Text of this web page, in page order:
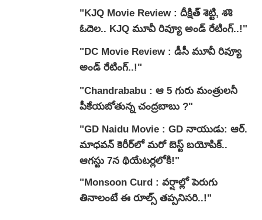
"KJQ Movie Review : దీక్షిత్ శెట్టి, శశి
ఓదెల.. KJQ మూవీ రివ్యూ అండ్ రేటింగ్‌..!"
"DC Movie Review : డీసీ మూవీ రివ్యూ
అండ్ రేటింగ్‌..!"
"Chandrababu : ఆ 5 గురు మంత్రులనీ
పీకేయబోతున్న చంద్రబాబు ?"
"GD Naidu Movie : GD నాయుడు: ఆర్.
మాధవన్‌ కెరీర్‌లో మరో బెస్ట్ బయోపిక్..
ఆగస్టు 7న థియేటర్లలోకి!"
"Monsoon Curd : వర్షాల్లో పెరుగు
తినాలంటే ఈ రూల్స్ తప్పనిసరి..!"